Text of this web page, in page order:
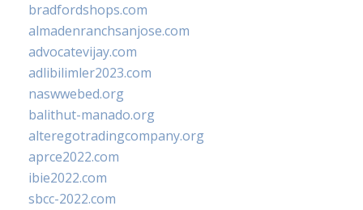
bradfordshops.com
almadenranchsanjose.com
advocatevijay.com
adlibilimler2023.com
naswwebed.org
balithut-manado.org
alteregotradingcompany.org
aprce2022.com
ibie2022.com
sbcc-2022.com